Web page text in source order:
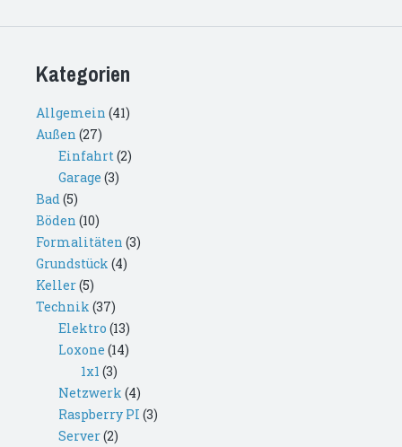
Kategorien
Allgemein (41)
Außen (27)
Einfahrt (2)
Garage (3)
Bad (5)
Böden (10)
Formalitäten (3)
Grundstück (4)
Keller(5)
Technik (37)
Elektro (13)
Loxone (14)
1x1 (3)
Netzwerk (4)
Raspberry PI (3)
Server(2)